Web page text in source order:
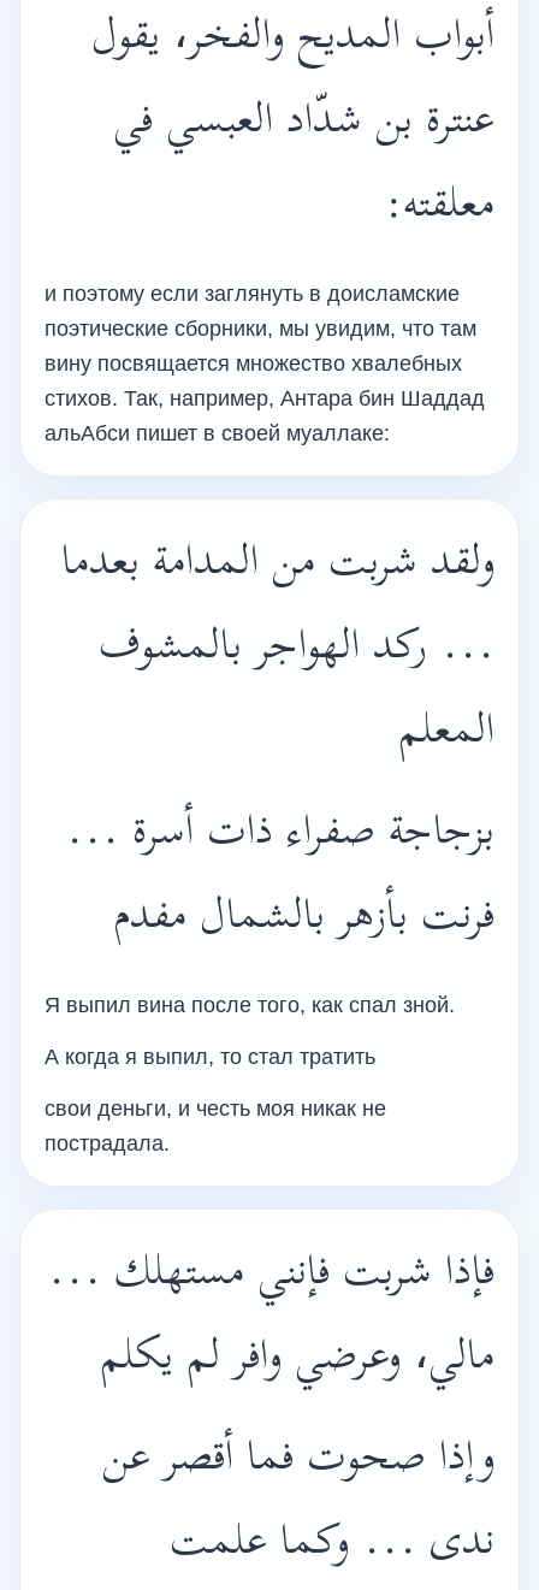
أبواب المديح والفخر، يقول
عنترة بن شدّاد العبسي في
معلقته:
и поэтому если заглянуть в доисламские
поэтические сборники, мы увидим, что там
вину посвящается множество хвалебных
стихов. Так, например, Антара бин Шаддад
альАбси пишет в своей муаллаке:
ولقد شربت من المدامة بعدما
... ركد الهواجر بالمشوف
المعلم
بزجاجة صفراء ذات أسرة ...
فرنت بأزهر بالشمال مفدم
Я выпил вина после того, как спал зной.
А когда я выпил, то стал тратить
свои деньги, и честь моя никак не
пострадала.
فإذا شربت فإنني مستهلك ...
مالي، وعرضي وافر لم يكلم
وإذا صحوت فما أقصر عن
ندى ... وكما علمت